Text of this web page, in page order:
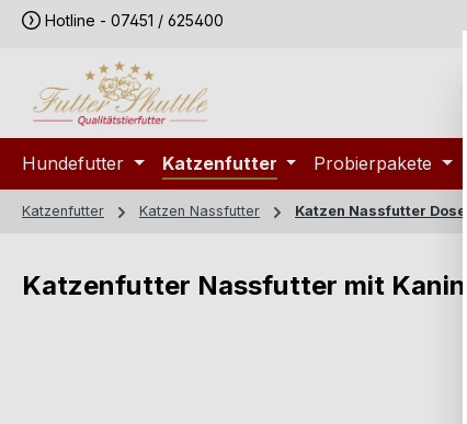
Hauptinhalt springen
Zur Suche springen
Zur Hauptnavigation springen
Hotline - 07451 / 625400
Hundefutter Katzenfutter Probierpakete
Katzenfutter Katzen Nassfutter Katzen Nassfutter Dosen
Katzenfutter Nassfutter mit